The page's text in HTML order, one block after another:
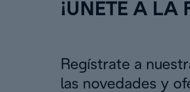
¡ÚNETE A LA
Regístrate a
las novedades y